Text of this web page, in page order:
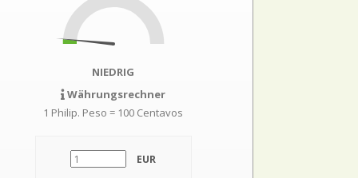
NIEDRIG
Währungsrechner
1 Philip. Peso = 100 Centavos
EUR